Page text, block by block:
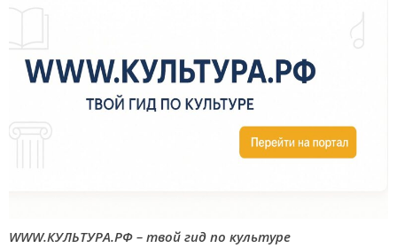
WWW.КУЛЬТУРА.РФ – твой гид по культуре